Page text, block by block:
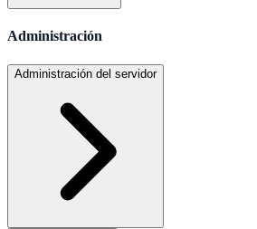
Administración
Administración del servidor